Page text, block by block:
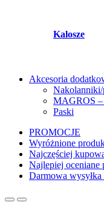
Kalosze
Akcesoria
Nakolanniki/
MAGROS –
Paski
PROMOCJE
Wyróżnione
Najczęściej
Najlepiej oceniane
Darmowa